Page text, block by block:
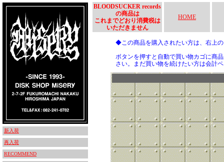
新入荷
再入荷
RECOMMEND
BLOODSUCKER records
の商品は
これまでどおり消費税は
いただきません
HOME
◆この商品を購入されたい方は、右上
ボタンを押すと自動で買い物カゴに商
さい。まだ買い物を続けたい方は会計